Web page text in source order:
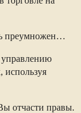
преумножен…
управлению
используя
отчасти правы.